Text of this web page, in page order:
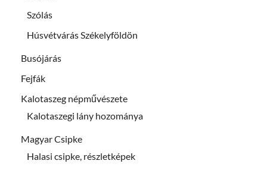
Szólás
Húsvétvárás Székelyföldön
Busójárás
Fejfák
Kalotaszeg népművészete
Kalotaszegi lány hozománya
Magyar Csipke
Halasi csipke, részletképek